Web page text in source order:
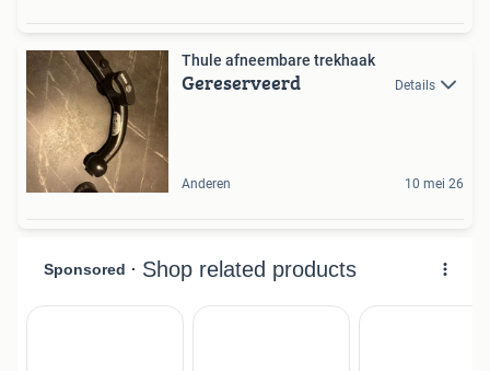
Thule afneembare trekhaak
Gereserveerd Details
Anderen 10 mei 26